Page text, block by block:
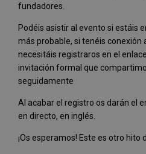
fundadores.
Podéis asistir al evento si estáis
más probable, si tenéis conexión
necesitáis registraros en el
invitación formal que
seguidamente
Al acabar el registro os darán el
en directo, en inglés.
¡Os esperamos! Este es otro hito